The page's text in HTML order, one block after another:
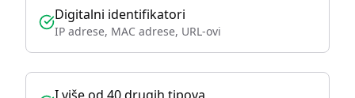
Digitalni identifikatori
IP adrese, MAC adrese, URL-ovi